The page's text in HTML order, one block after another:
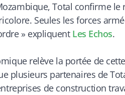
Total confirme
Seules les forces
» expliquent Les Echos.
relève la portée de
plusieurs partenaires de
de construction